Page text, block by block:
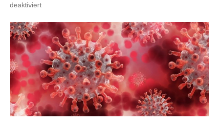
deaktiviertfür
Corona-
Besucherregeln